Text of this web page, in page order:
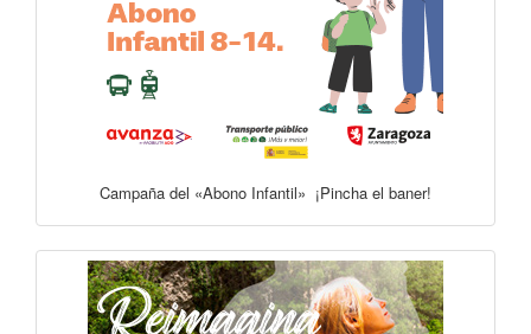
Campaña del «Abono Infantil» ¡Pincha el baner!